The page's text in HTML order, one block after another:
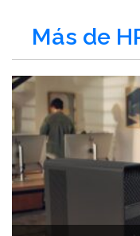
Más de